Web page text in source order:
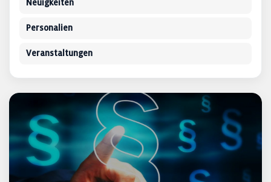
Neuigkeiten
Personalien
Veranstaltungen